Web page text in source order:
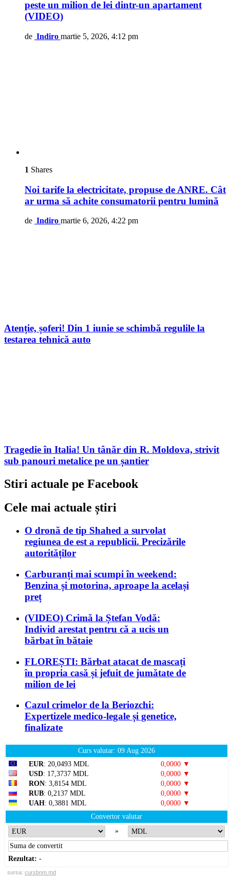
peste un milion de lei dintr-un apartament
(VIDEO)
de Indiro martie 5, 2026, 4:12 pm
1 Shares
Noi tarife la electricitate, propuse de ANRE. Cât
ar urma să achite consumatorii pentru lumină
de Indiro martie 6, 2026, 4:22 pm
Atenție, șoferi! Din 1 iunie se schimbă regulile la
testarea tehnică auto
Tragedie în Italia! Un tânăr din R. Moldova, strivit
sub panouri metalice pe un șantier
Stiri actuale pe Facebook
Cele mai actuale știri
O dronă de tip Shahed a survolat
regiunea de est a republicii. Precizările
autorităților
Carburanți mai scumpi în weekend:
Benzina și motorina, aproape la același
preț
(VIDEO) Crimă la Ștefan Vodă:
Individ arestat pentru că a ucis un
bărbat în bătaie
FLOREȘTI: Bărbat atacat de mascați
în propria casă și jefuit de jumătate de
milion de lei
Cazul crimelor de la Beriozchi:
Expertizele medico-legale și genetice,
finalizate
Curs valutar: 09 Aug 2026
EUR: 20,0493 MDL
0,0000 ▼
USD: 17,3737 MDL
0,0000 ▼
RON: 3,8154 MDL
0,0000 ▼
RUB: 0,2137 MDL
0,0000 ▼
UAH: 0,3881 MDL
0,0000 ▼
Convertor valutar
»
Rezultat: -
sursa: cursbnm.md